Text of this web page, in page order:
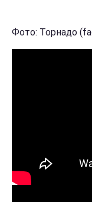
Фото: Торнадо